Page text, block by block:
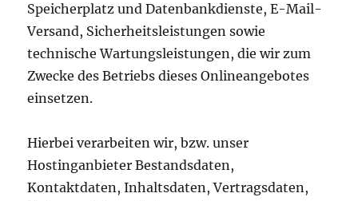
Speicherplatz und Datenbankdienste, E-Mail-
Versand, Sicherheitsleistungen sowie
technische Wartungsleistungen, die wir zum
Zwecke des Betriebs dieses Onlineangebotes
einsetzen.
Hierbei verarbeiten wir, bzw. unser
Hostinganbieter Bestandsdaten,
Kontaktdaten, Inhaltsdaten, Vertragsdaten,